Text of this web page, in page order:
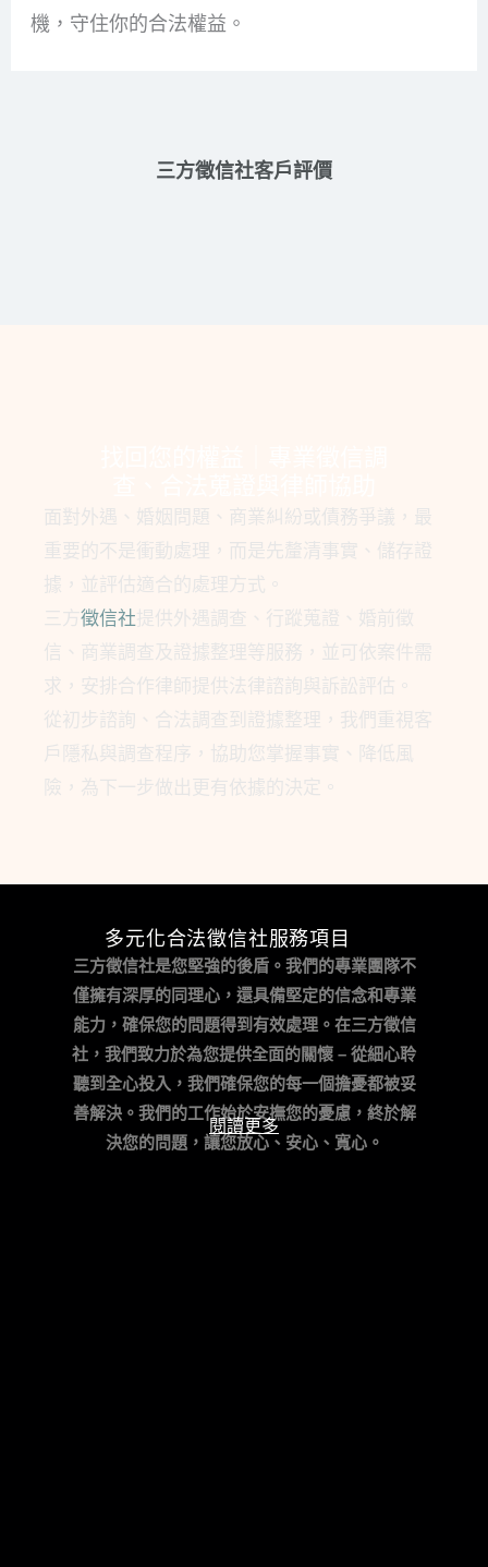
機，守住你的合法權益。
三方徵信社客戶評價
面對外遇、婚姻問題、商業糾紛或債務爭議，最
重要的不是衝動處理，而是先釐清事實、儲存證
據，並評估適合的處理方式。
三方徵信社提供外遇調查、行蹤蒐證、婚前徵
信、商業調查及證據整理等服務，並可依案件需
求，安排合作律師提供法律諮詢與訴訟評估。
從初步諮詢、合法調查到證據整理，我們重視客
戶隱私與調查程序，協助您掌握事實、降低風
險，為下一步做出更有依據的決定。
多元化合法徵信社服務項目
三方徵信社是您堅強的後盾。我們的專業團隊不
僅擁有深厚的同理心，還具備堅定的信念和專業
能力，確保您的問題得到有效處理。 在三方徵信
社，我們致力於為您提供全面的關懷 – 從細心聆
聽到全心投入，我們確保您的每一個擔憂都被妥
善解決。我們的工作始於安撫您的憂慮，終於解
決您的問題，讓您放心、安心、寬心。
閱讀更多